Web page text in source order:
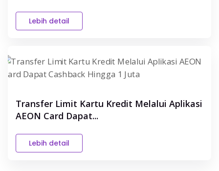
Lebih detail
Transfer Limit Kartu Kredit Melalui Aplikasi
AEON Card Dapat...
Lebih detail